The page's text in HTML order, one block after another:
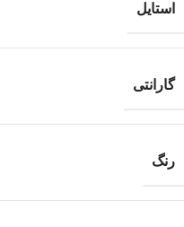
استایل
گارانتی
رنگ